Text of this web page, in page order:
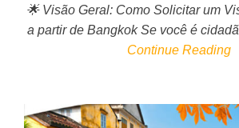
🌟 Visão Geral: Como Solicitar um
a partir de Bangkok Se você é
Continue Reading